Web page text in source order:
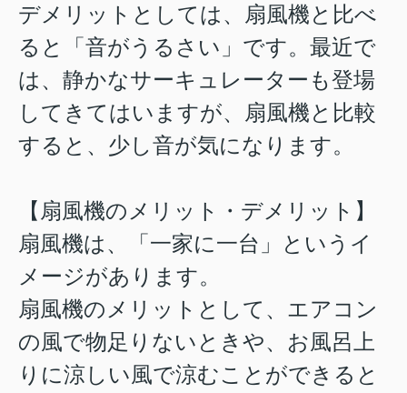
デメリットとしては、扇風機と比べ
ると「音がうるさい」です。最近で
は、静かなサーキュレーターも登場
してきてはいますが、扇風機と比較
すると、少し音が気になります。
【扇風機のメリット・デメリット】
扇風機は、「一家に一台」というイ
メージがあります。
扇風機のメリットとして、エアコン
の風で物足りないときや、お風呂上
りに涼しい風で涼むことができると